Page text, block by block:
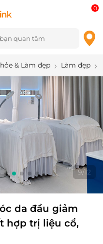
0
& Làm đẹp Làm đẹp
9/12
da đầu giảm
hợp trị liệu cổ,